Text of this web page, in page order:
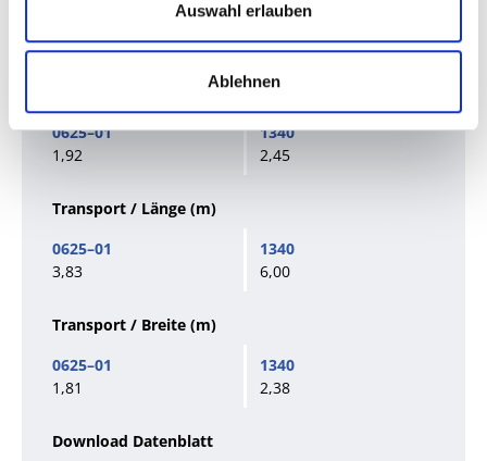
Auswahl erlauben
Ablehnen
4.800 11.571
(m)
1,92 2,45
Transport / Länge (m)
3,83 6,00
Transport / Breite (m)
1,81 2,38
Download Datenblatt